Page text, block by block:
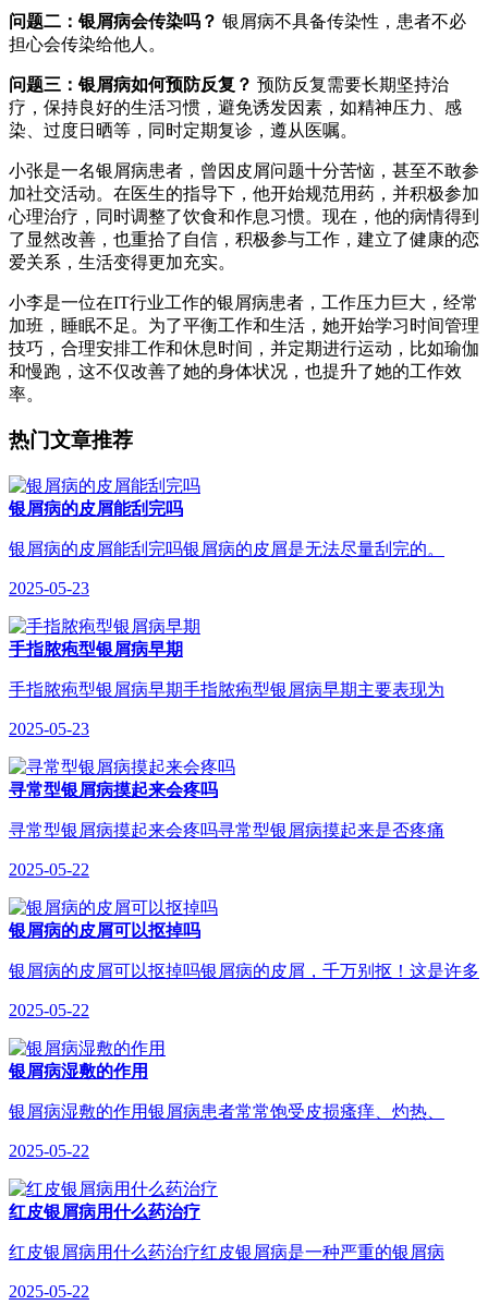
问题二：银屑病会传染吗？ 银屑病不具备传染性，患者不必
担心会传染给他人。
问题三：银屑病如何预防反复？ 预防反复需要长期坚持治
疗，保持良好的生活习惯，避免诱发因素，如精神压力、感
染、过度日晒等，同时定期复诊，遵从医嘱。
小张是一名银屑病患者，曾因皮屑问题十分苦恼，甚至不敢参
加社交活动。在医生的指导下，他开始规范用药，并积极参加
心理治疗，同时调整了饮食和作息习惯。现在，他的病情得到
了显然改善，也重拾了自信，积极参与工作，建立了健康的恋
爱关系，生活变得更加充实。
小李是一位在IT行业工作的银屑病患者，工作压力巨大，经常
加班，睡眠不足。为了平衡工作和生活，她开始学习时间管理
技巧，合理安排工作和休息时间，并定期进行运动，比如瑜伽
和慢跑，这不仅改善了她的身体状况，也提升了她的工作效
率。
热门文章推荐
银屑病的皮屑能刮完吗
银屑病的皮屑能刮完吗银屑病的皮屑是无法尽量刮完的。
2025-05-23
手指脓疱型银屑病早期
手指脓疱型银屑病早期手指脓疱型银屑病早期主要表现为
2025-05-23
寻常型银屑病摸起来会疼吗
寻常型银屑病摸起来会疼吗寻常型银屑病摸起来是否疼痛
2025-05-22
银屑病的皮屑可以抠掉吗
银屑病的皮屑可以抠掉吗银屑病的皮屑，千万别抠！这是许多
2025-05-22
银屑病湿敷的作用
银屑病湿敷的作用银屑病患者常常饱受皮损瘙痒、灼热、
2025-05-22
红皮银屑病用什么药治疗
红皮银屑病用什么药治疗红皮银屑病是一种严重的银屑病
2025-05-22